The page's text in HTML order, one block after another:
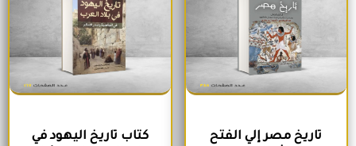
تاريخ مصر إلي الفتح
كتاب تاريخ اليهود في